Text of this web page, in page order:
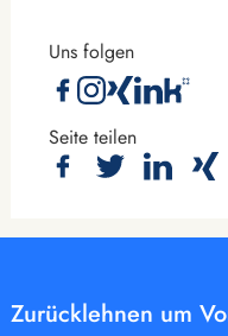
Uns folgen
Seite teilen
Zurücklehnen um